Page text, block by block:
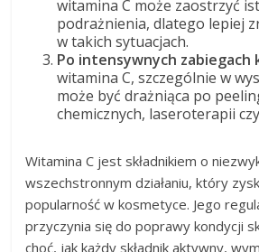
witamina C może zaostrzyć
podrażnienia, dlatego lepiej
w takich sytuacjach.
Po intensywnych zabiegach
witamina C, szczególnie w
może być drażniąca po
chemicznych, laseroterapii
Witamina C jest składnikiem o
wszechstronnym działaniu, który
popularność w kosmetyce. Jego
przyczynia się do poprawy kondycji
choć, jak każdy składnik aktywny,